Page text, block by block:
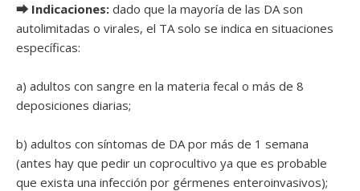
⮕ Indicaciones: dado que la mayoría de las DA son
autolimitadas o virales, el TA solo se indica en situaciones
específicas:
a) adultos con sangre en la materia fecal o más de 8
deposiciones diarias;
b) adultos con síntomas de DA por más de 1 semana
(antes hay que pedir un coprocultivo ya que es probable
que exista una infección por gérmenes enteroinvasivos);